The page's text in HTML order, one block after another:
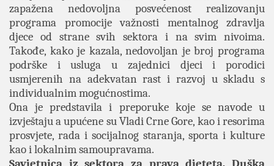
zapažena nedovoljna posvećenost realizovanju
programa promocije važnosti mentalnog zdravlja
djece od strane svih sektora i na svim nivoima.
Takođe, kako je kazala, nedovoljan je broj programa
podrške i usluga u zajednici djeci i porodici
usmjerenih na adekvatan rast i razvoj u skladu s
individualnim mogućnostima.
Ona je predstavila i preporuke koje se navode u
izvještaju a upućene su Vladi Crne Gore, kao i resorima
prosvjete, rada i socijalnog staranja, sporta i kulture
kao i lokalnim samoupravama.